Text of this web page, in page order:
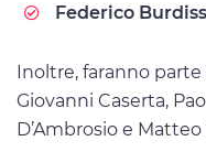
Federico
Inoltre, faranno
Giovanni Caserta,
D’Ambrosio e